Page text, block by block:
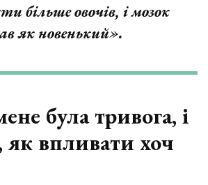
більше овочів, і мозок
як новенький».
була тривога, і
впливати хоч